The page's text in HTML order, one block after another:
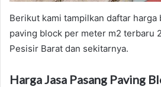
Berikut kami tampilkan daftar harga
paving block per meter m2 terbaru
Pesisir Barat dan sekitarnya.
Harga Jasa Pasang Paving